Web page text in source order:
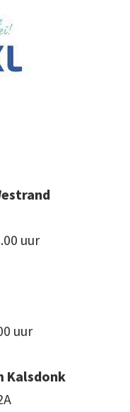
uur
uur
Kalsdonk